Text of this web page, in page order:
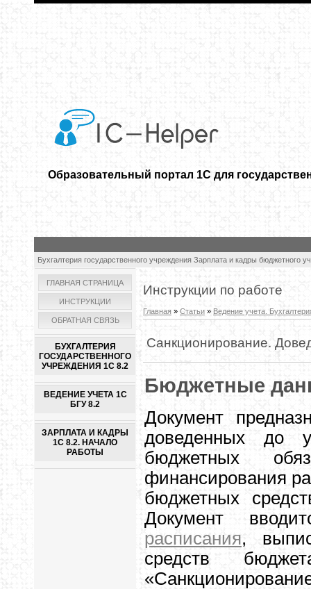
Образовательный портал 1С для
Бухгалтерия государственного учреждения Зарплата и кадры бюджетного
ГЛАВНАЯ СТРАНИЦА
ИНСТРУКЦИИ
ОБРАТНАЯ СВЯЗЬ
БУХГАЛТЕРИЯ
ГОСУДАРСТВЕННОГО
УЧРЕЖДЕНИЯ 1С 8.2
ВЕДЕНИЕ УЧЕТА 1С
БГУ 8.2
ЗАРПЛАТА И КАДРЫ
1С 8.2. НАЧАЛО
РАБОТЫ
Инструкции по работе
Главная » Статьи » Ведение учета.
Санкционирование.
Бюджетные
Документ
доведенных до
бюджетных
финансирования
бюджетных
Документ
расписания,
средств